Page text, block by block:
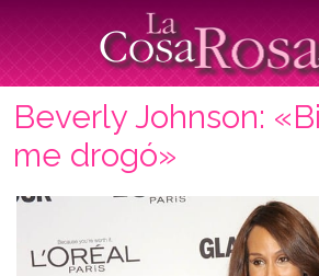
Beverly Johnson:
me drogó»